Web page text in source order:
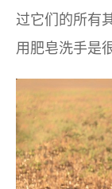
过它们的所有
用肥皂洗手是